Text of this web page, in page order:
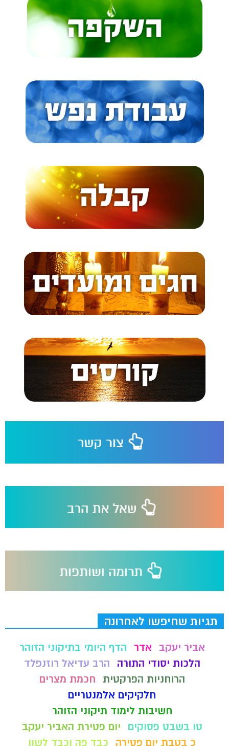
תגיות שחיפשו לאחרונה
אביר יעקב אדר
הדף היומי בתיקוני הזוהר
הלכות יסודי התורה
הרב עדיאל רוזנפלד
הרוחניות הפרקטית חכמת מצרים
חלקיקים אלמנטריים
חשיבות לימוד תיקוני הזוהר
טו בשבט פסוקים
יום פטירת האביר יעקב
כ בטבת יום פטירה
כבד פה וכבד לשון